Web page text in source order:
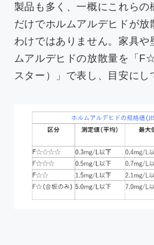
製品も多く、一概にこれらの
だけでホルムアルデヒドが放
わけではありません。家具や
ムアルデヒドの放散量を「
スター）」で表し、目安にし